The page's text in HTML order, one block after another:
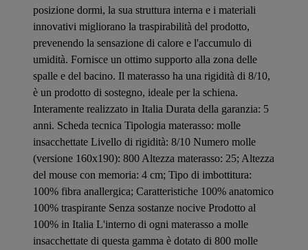
posizione dormi, la sua struttura interna e i materiali
innovativi migliorano la traspirabilità del prodotto,
prevenendo la sensazione di calore e l'accumulo di
umidità. Fornisce un ottimo supporto alla zona delle
spalle e del bacino. Il materasso ha una rigidità di 8/10,
è un prodotto di sostegno, ideale per la schiena.
Interamente realizzato in Italia Durata della garanzia: 5
anni. Scheda tecnica Tipologia materasso: molle
insacchettate Livello di rigidità: 8/10 Numero molle
(versione 160x190): 800 Altezza materasso: 25; Altezza
del mouse con memoria: 4 cm; Tipo di imbottitura:
100% fibra anallergica; Caratteristiche 100% anatomico
100% traspirante Senza sostanze nocive Prodotto al
100% in Italia L'interno di ogni materasso a molle
insacchettate di questa gamma è dotato di 800 molle